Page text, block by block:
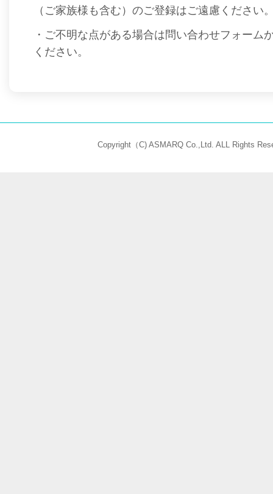
（ご家族様も含む）のご登録はご遠慮ください
・ご不明な点がある場合は問い合わせフォーム
ください。
Copyright（C) ASMARQ Co.,Ltd. ALL Rights